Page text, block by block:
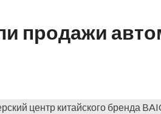
продажи
центр китайского бренда